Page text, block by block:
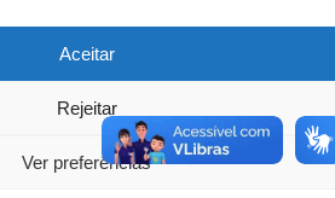
Aceitar
Rejeitar
Ver preferências
Previdência Municipal de Fazenda Rio
Araucárias, 177, Sala 105 – Eucaliptos, Fazenda Rio